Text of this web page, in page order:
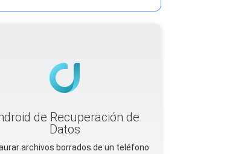
de Recuperación de
Datos
archivos borrados de un teléfono